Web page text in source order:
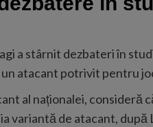
a stârnit dezbateri în
atacant potrivit pentru
al naționalei, consideră
variantă de atacant,